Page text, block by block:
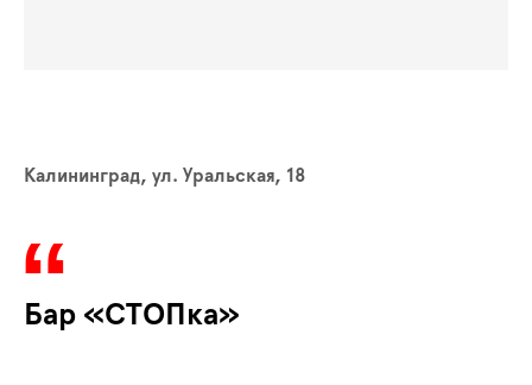
Калининград, ул. Уральская, 18
Бар «СТОПка»